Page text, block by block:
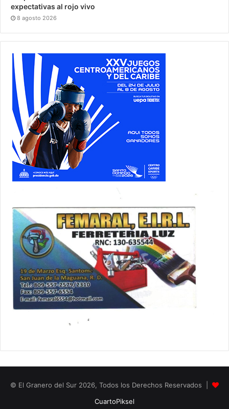
expectativas al rojo vivo
8 agosto 2026
© El Granero del Sur 2026, Todos los Derechos Reservados |
CuartoPiksel